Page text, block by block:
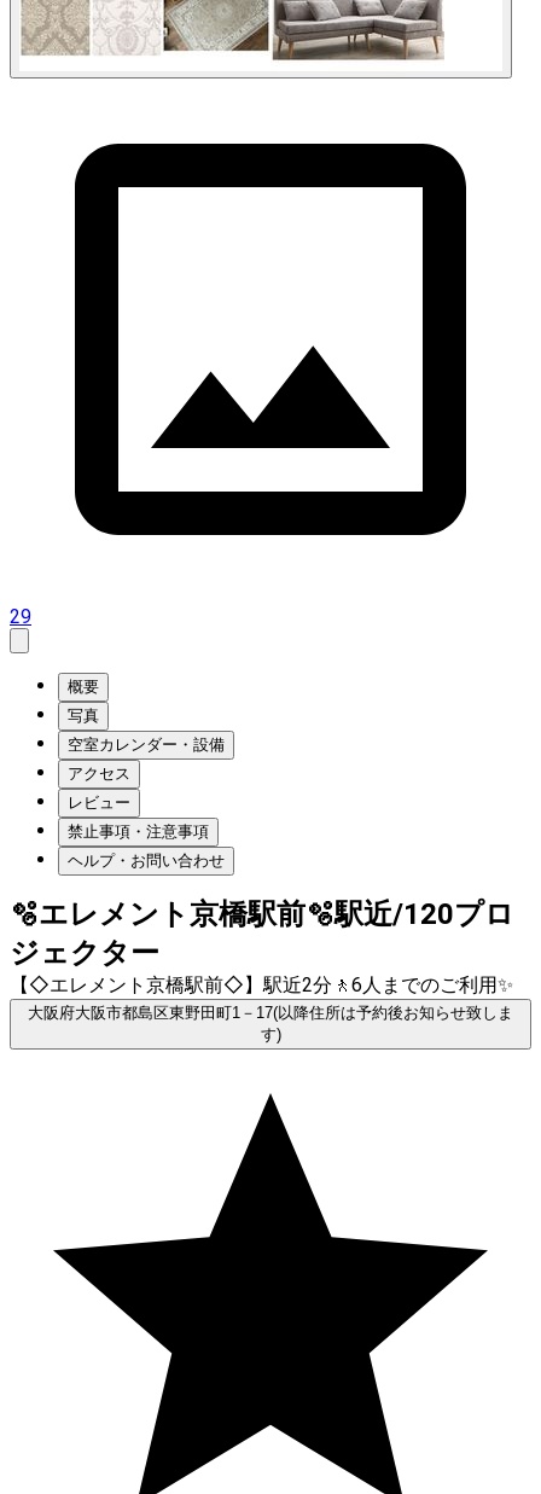
29
概要
写真
空室カレンダー・設備
アクセス
レビュー
禁止事項・注意事項
ヘルプ・お問い合わせ
🫧エレメント京橋駅前🫧駅近/120プロ
ジェクター
【◇エレメント京橋駅前◇】駅近2分🚶6人までのご利用✨
大阪府大阪市都島区東野田町1－17(以降住所は予約後お知らせ致しま
す)